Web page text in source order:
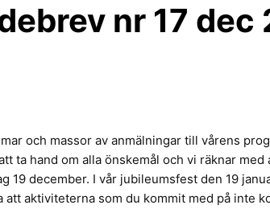
nr 17 dec
och massor av anmälningar till vårens
ta hand om alla önskemål och vi räknar med
19 december. I vår jubileumsfest den 19
att aktiviteterna som du kommit med på inte